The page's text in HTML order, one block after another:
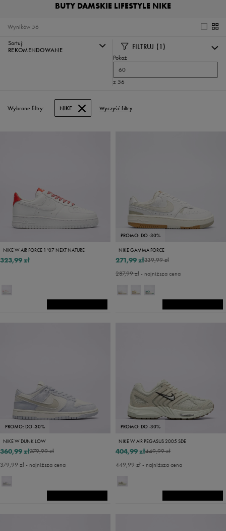
BUTY DAMSKIE LIFESTYLE NIKE
56
Wyników
Sortuj:
REKOMENDOWANE
FILTRUJ (1)
Pokaż
60
z 56
Wybrane filtry: NIKE Wyczyść filtry
NIKE W AIR FORCE 1 '07 NEXT NATURE
323,99 zł
PROMO: DO -30%
NIKE GAMMA FORCE
339,99 zł
271,99 zł
287,99 zł- najniższa cena
PROMO: DO -30%
NIKE W DUNK LOW
379,99 zł
360,99 zł
379,99 zł- najniższa cena
PROMO: DO -30%
NIKE W AIR PEGASUS 2005 SDE
449,99 zł
404,99 zł
449,99 zł- najniższa cena